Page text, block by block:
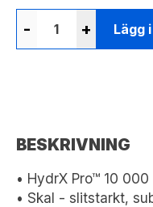
- + Lägg
BESKRIVNING
• HydrX Pro™ 10
• Skal - slitstarkt,